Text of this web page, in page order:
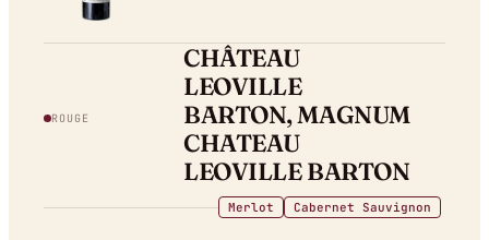
ROUGE
CHÂTEAU
LEOVILLE
BARTON, MAGNUM
CHATEAU
LEOVILLE BARTON
Merlot Cabernet Sauvignon